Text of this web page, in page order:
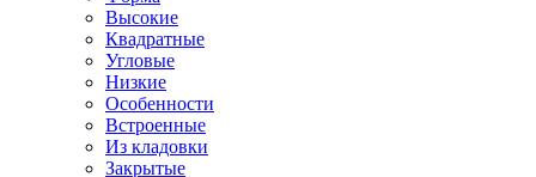
Высокие
Квадратные
Угловые
Низкие
Особенности
Встроенные
Из кладовки
Закрытые